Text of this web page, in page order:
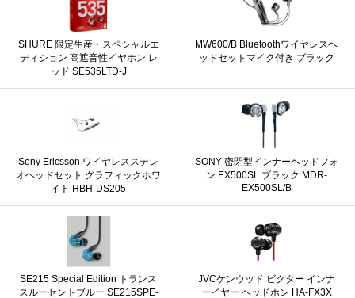
SHURE 限定生産・スペシャルエ
ディション 高遮音性イヤホン レ
ッド SE535LTD-J
MW600/B Bluetoothワイヤレスヘ
ッドセットマイク付き ブラック
Sony Ericsson ワイヤレスステレ
オヘッドセット グラフィックホワ
イト HBH-DS205
SONY 密閉型インナーヘッドフォ
ン EX500SL ブラック MDR-
EX500SL/B
SE215 Special Edition トランス
スルーセントブルー SE215SPE-
JVCケンウッド ビクター インナ
ーイヤー ヘッドホン HA-FX3X